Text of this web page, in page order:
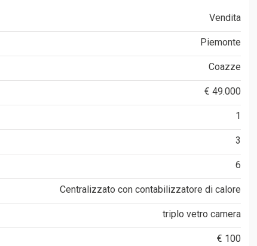
Vendita
Piemonte
Coazze
€ 49.000
1
3
6
Centralizzato con contabilizzatore di calore
triplo vetro camera
€ 100